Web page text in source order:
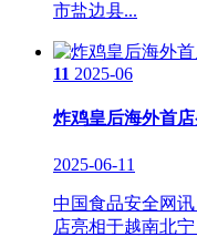
市盐边县...
11 2025-06
炸鸡皇后海外首
2025-06-11
中国食品安全网
店亮相于越南北